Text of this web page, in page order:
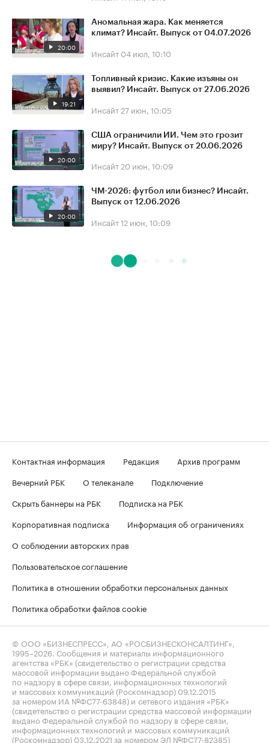
20:00
Аномальная жара. Как меняется
климат? Инсайт. Выпуск от 04.07.2026
Инсайт 04 июл, 10:10
19:21
Топливный кризис. Какие изъяны он
выявил? Инсайт. Выпуск от 27.06.2026
Инсайт 27 июн, 10:05
20:00
США ограничили ИИ. Чем это грозит
миру? Инсайт. Выпуск от 20.06.2026
Инсайт 20 июн, 10:09
20:00
ЧМ-2026: футбол или бизнес? Инсайт.
Выпуск от 12.06.2026
Инсайт12 июн, 10:09
Контактная информация Редакция
Архив программ
Вечерний РБК
О телеканале
Подключение
Скрыть баннеры на РБК
Подписка на РБК
Корпоративная подписка
Информация об ограничениях
О соблюдении авторских прав
Пользовательское соглашение
Политика в отношении обработки персональных данных
Политика обработки файлов cookie
© ООО «БИЗНЕСПРЕСС», АО «РОСБИЗНЕСКОНСАЛТИНГ»,
1995–2026. Сообщения и материалы информационного
агентства «РБК» (свидетельство о регистрации средства
массовой информации выдано Федеральной службой
по надзору в сфере связи, информационных технологий
и массовых коммуникаций (Роскомнадзор) 09.12.2015
за номером ИА №ФС77-63848) и сетевого издания «РБК»
(свидетельство о регистрации средства массовой информации
выдано Федеральной службой по надзору в сфере связи,
информационных технологий и массовых коммуникаций
(Роскомнадзор) 03.12.2021 за номером ЭЛ №ФС77-82385)